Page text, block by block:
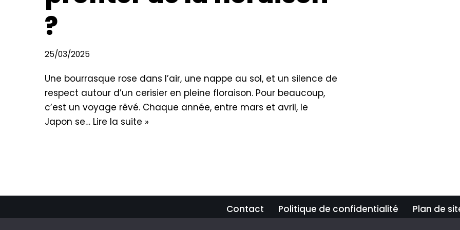
?
25/03/2025
Une bourrasque rose dans l’air, une nappe au sol, et un silence de
respect autour d’un cerisier en pleine floraison. Pour beaucoup,
c’est un voyage rêvé. Chaque année, entre mars et avril, le
Japon se… Lire la suite »
Contact Politique de confidentialité Plan de